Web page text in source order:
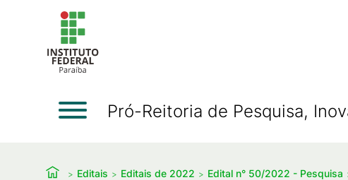
Pró-Reitoria de Pesquisa,
Editais Editais de 2022 Edital n° 50/2022 - Pesquisa